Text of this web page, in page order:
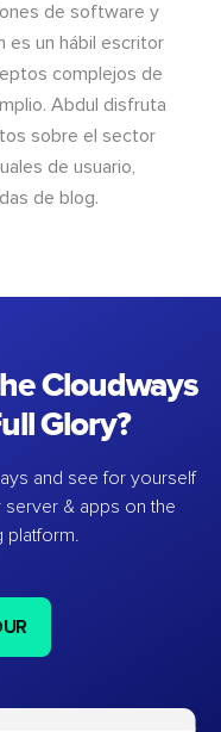
de software y
es un hábil escritor
complejos de
Abdul disfruta
sobre el sector
de usuario,
de blog.
Cloudways
Glory?
and see for yourself
& apps on the
platform.